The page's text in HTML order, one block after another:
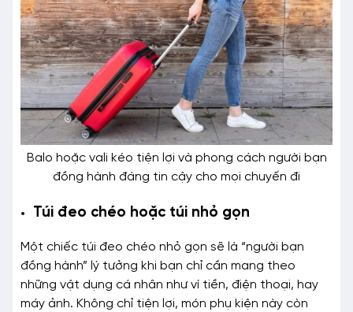
Balo hoặc vali kéo tiện lợi và phong cách người bạn
đồng hành đáng tin cậy cho mọi chuyến đi
Túi đeo chéo hoặc túi nhỏ gọn
Một chiếc túi đeo chéo nhỏ gọn sẽ là “người bạn
đồng hành” lý tưởng khi bạn chỉ cần mang theo
những vật dụng cá nhân như ví tiền, điện thoại, hay
máy ảnh. Không chỉ tiện lợi, món phụ kiện này còn